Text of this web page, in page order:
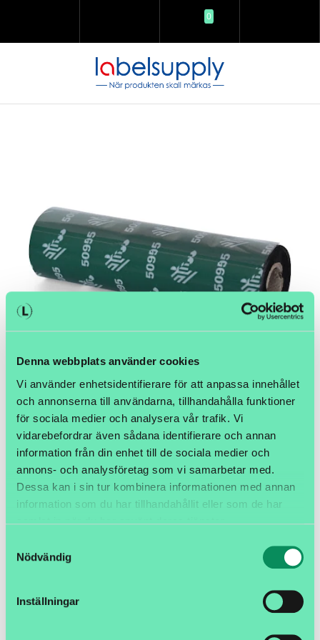
Denna webbplats använder cookies
Vi använder enhetsidentifierare för att anpassa innehållet
och annonserna till användarna, tillhandahålla funktioner
för sociala medier och analysera vår trafik. Vi
vidarebefordrar även sådana identifierare och annan
information från din enhet till de sociala medier och
annons- och analysföretag som vi samarbetar med.
Dessa kan i sin tur kombinera informationen med annan
information som du har tillhandahållit eller som de har
samlat in när du har använt deras tjänster.
Nödvändig
Inställningar
0
Artikelnamn:Färgband High Performance Resin 64mm x
74m 12st/box Desktop
Artnr: F5095GS064074
919,00 SEK